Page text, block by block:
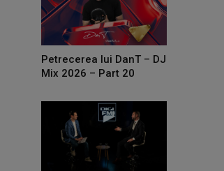
Petrecerea lui DanT – DJ
Mix 2026 – Part 20